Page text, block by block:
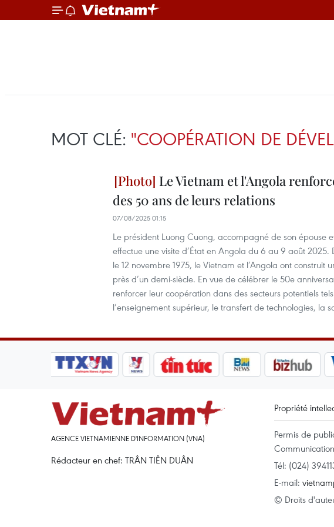
MOT CLÉ: "COOPÉRATION DE
Le Vietnam et l'Angola
des 50 ans de leurs relations
07/08/2025 01:15
Le président Luong Cuong, accompagné de son épouse
effectue une visite d’État en Angola du 6 au 9 août
le 12 novembre 1975, le Vietnam et l’Angola ont
près d’un demi-siècle. En vue de célébrer le 50e
renforcer leur coopération dans des secteurs potentiels
l’enseignement supérieur, le transfert de technologies, la
AGENCE VIETNAMIENNE D'INFORMATION (VNA)
Rédacteur en chef: TRÂN TIÊN DUÂN
Propriété
Permis de
Tél: (024)
E-mail:
© Droits